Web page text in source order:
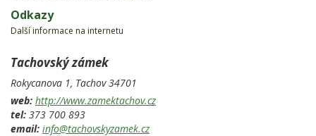
Odkazy
Další informace na internetu
Tachovský zámek
Rokycanova 1, Tachov34701
web: http://www.zamektachov.cz
tel: 373 700 893
email: info@tachovskyzamek.cz